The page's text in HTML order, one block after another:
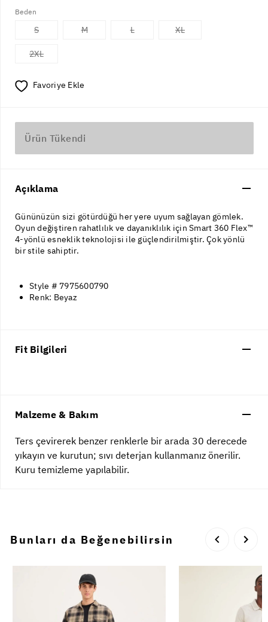
Beden
S M L XL
2XL
Favoriye Ekle
Ürün Tükendi
Açıklama
Gününüzün sizi götürdüğü her yere uyum sağlayan gömlek.
Oyun değiştiren rahatlılık ve dayanıklılık için Smart 360 Flex™
4-yönlü esneklik teknolojisi ile güçlendirilmiştir. Çok yönlü
bir stile sahiptir.
Style # 7975600790
Renk: Beyaz
Fit Bilgileri
Malzeme & Bakım
Ters çevirerek benzer renklerle bir arada 30 derecede
yıkayın ve kurutun; sıvı deterjan kullanmanız önerilir.
Kuru temizleme yapılabilir.
Bunları da Beğenebilirsin